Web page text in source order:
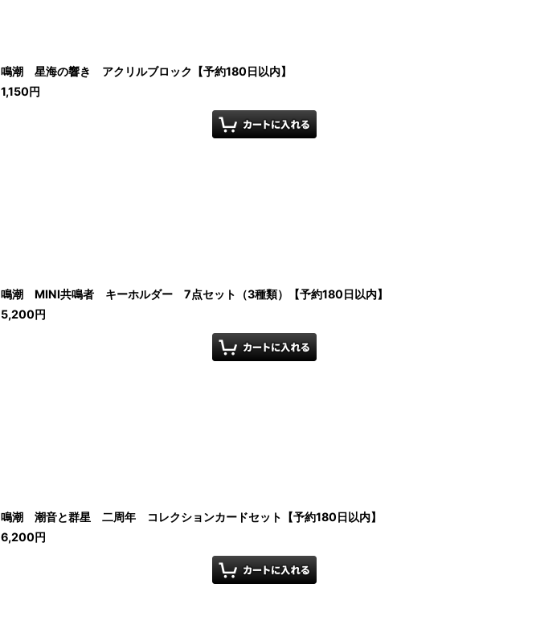
鳴潮 星海の響き アクリルブロック【予約180日以内】
1,150円
鳴潮 MINI共鳴者 キーホルダー 7点セット（3種類）【予約180日以内】
5,200円
鳴潮 潮音と群星 二周年 コレクションカードセット【予約180日以内】
6,200円